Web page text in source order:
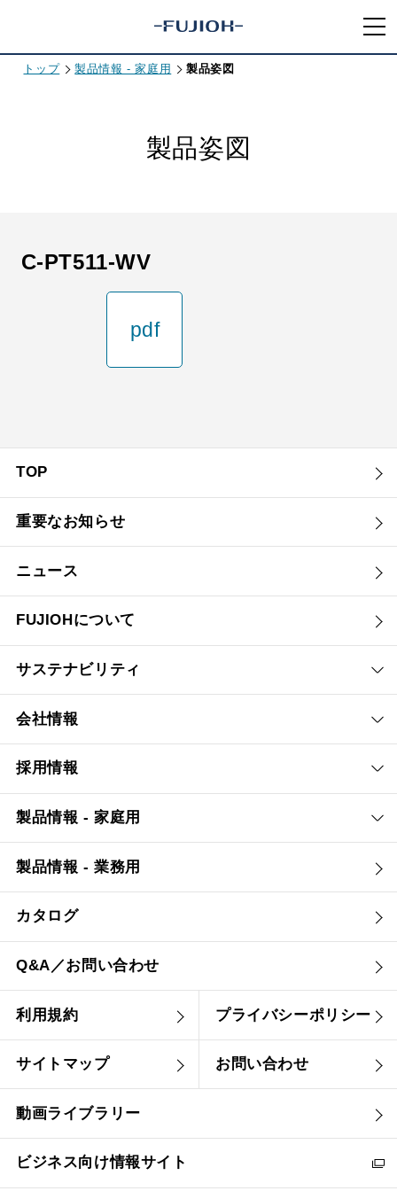
トップ 製品情報 - 家庭用 製品姿図
製品姿図
C-PT511-WV
pdf
TOP
重要なお知らせ
ニュース
FUJIOHについて
サステナビリティ
会社情報
採用情報
製品情報 - 家庭用
製品情報 - 業務用
カタログ
Q&A／お問い合わせ
利用規約 プライバシーポリシー
サイトマップ お問い合わせ
動画ライブラリー
ビジネス向け情報サイト